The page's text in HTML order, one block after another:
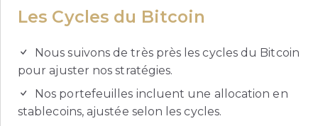
Les Cycles du Bitcoin
Nous suivons de très près les cycles du Bitcoin
pour ajuster nos stratégies.
Nos portefeuilles incluent une allocation en
stablecoins, ajustée selon les cycles.